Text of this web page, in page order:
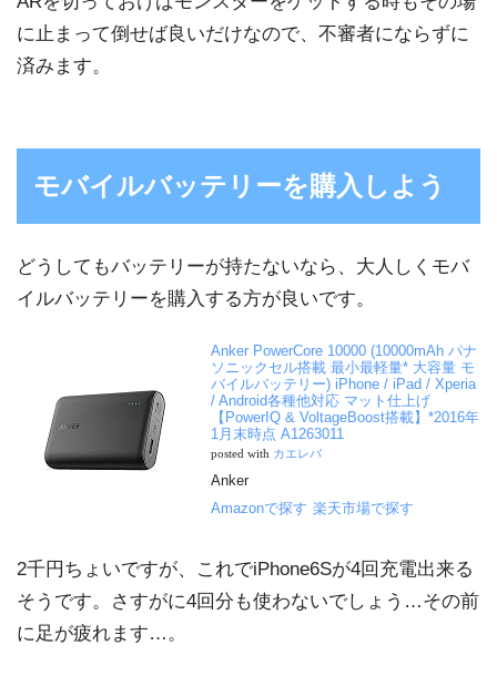
に止まって倒せば良いだけなので、不審者にならずに
済みます。
モバイルバッテリーを購入しよう
どうしてもバッテリーが持たないなら、大人しくモバ
イルバッテリーを購入する方が良いです。
Anker PowerCore 10000 (10000mAh パナ
ソニックセル搭載 最小最軽量* 大容量 モ
バイルバッテリー) iPhone / iPad / Xperia
/ Android各種他対応 マット仕上げ
【PowerIQ & VoltageBoost搭載】*2016年
1月末時点 A1263011
posted with カエレバ
Anker
Amazonで探す 楽天市場で探す
2千円ちょいですが、これでiPhone6Sが4回充電出来る
そうです。さすがに4回分も使わないでしょう…その前
に足が疲れます…。